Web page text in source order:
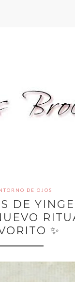
DE OJOS
DE
✨